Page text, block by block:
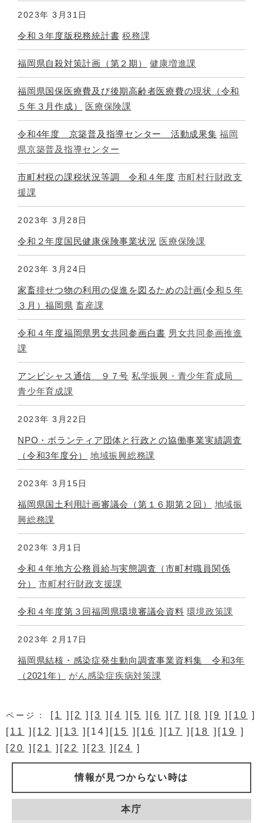
2023年 3月31日
令和３年度版税務統計書 税務課
福岡県自殺対策計画（第２期） 健康増進課
福岡県国保医療費及び後期高齢者医療費の現状（令和
５年３月作成）
医療保険課
令和4年度 京築普及指導センター 活動成果集 福岡
県京築普及指導センター
市町村税の課税状況等調 令和４年度 市町村行財政支
援課
2023年 3月28日
令和２年度国民健康保険事業状況 医療保険課
2023年 3月24日
家畜排せつ物の利用の促進を図るための計画(令和５年
３月）福岡県 畜産課
令和４年度福岡県男女共同参画白書 男女共同参画推進
課
アンビシャス通信 ９７号 私学振興・青少年育成局
青少年育成課
2023年 3月22日
NPO・ボランティア団体と行政との協働事業実績調査
（令和3年度分）
地域振興総務課
2023年 3月15日
福岡県国土利用計画審議会（第１６期第２回）
地域振
興総務課
2023年 3月1日
令和４年地方公務員給与実態調査（市町村職員関係
分）
市町村行財政支援課
令和４年度第３回福岡県環境審議会資料 環境政策課
2023年 2月17日
福岡県結核・感染症発生動向調査事業資料集 令和3年
（2021年）
がん感染症疾病対策課
ページ： [1 ][2 ][3 ][4 ][5 ][6 ][7 ][8 ][9 ][ 10 ]
[11 ][12 ][13 ][14][15 ][16 ][17 ][18 ][19
]
[20 ][21 ][22 ][23 ][24 ]
情報が見つからない時は
本庁